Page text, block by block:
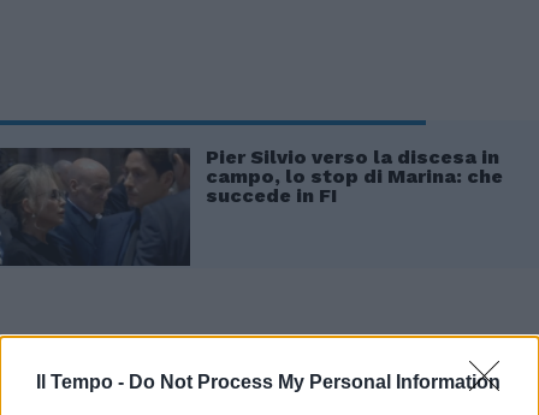
Il Tempo - Do Not Process My Personal Information
Pier Silvio verso la discesa in
campo, lo stop di Marina: che
succede in FI